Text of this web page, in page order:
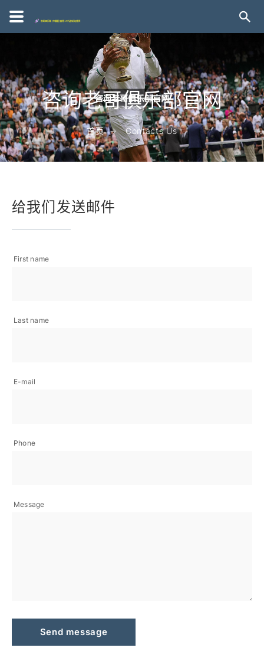
咨询老哥俱乐部官网
首页 Contacts Us
给我们发送邮件
First name
Last name
E-mail
Phone
Message
Send message